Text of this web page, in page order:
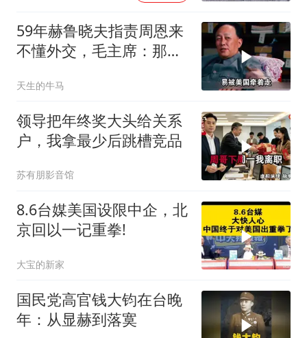
59年赫鲁晓夫指责周恩来
不懂外交，毛主席：那我
天生的牛马
领导把年终奖大头给关系
户，我拿最少后跳槽竞品
苏有朋影音馆
8.6台媒美国设限中企，北
京回以一记重拳!
大宝的新家
国民党高官钱大钧在台晚
年：从显赫到落寞